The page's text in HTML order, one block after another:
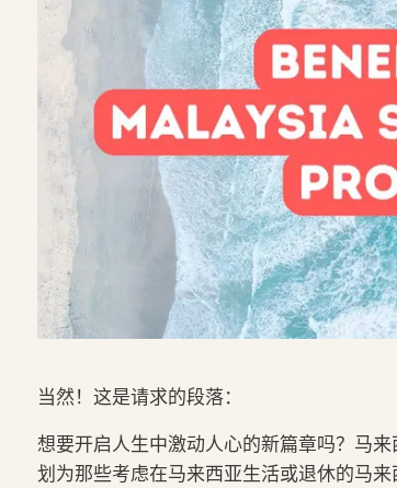
当然！这是请求的段落：
想要开启人生中激动人心的新篇章吗？马
划为那些考虑在马来西亚生活或退休的马